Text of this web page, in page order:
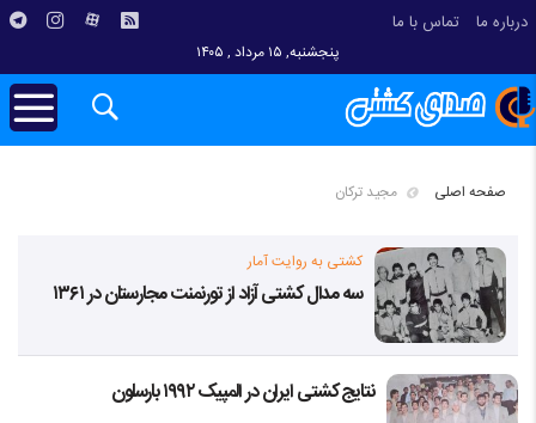
درباره ما تماس با ما
پنجشنبه, ۱۵ مرداد , ۱۴۰۵
صفحه اصلی مجید ترکان
کشتی به روایت آمار
سه مدال کشتی آزاد از تورنمنت مجارستان در ۱۳۶۱
نتایج کشتی ایران در المپیک ۱۹۹۲ بارسلون